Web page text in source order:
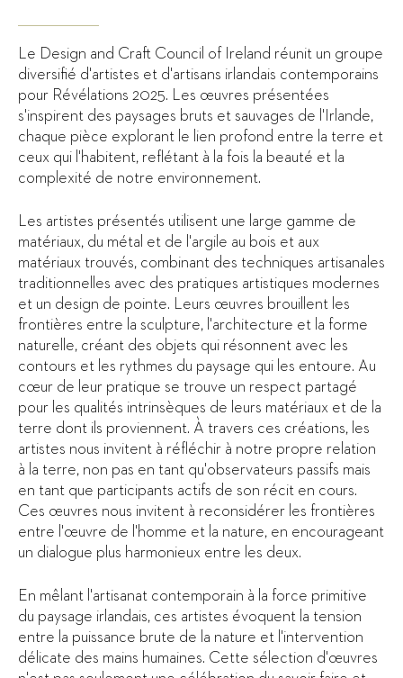
Le Design and Craft Council of Ireland réunit un groupe
diversifié d'artistes et d'artisans irlandais contemporains
pour Révélations 2025. Les œuvres présentées
s'inspirent des paysages bruts et sauvages de l'Irlande,
chaque pièce explorant le lien profond entre la terre et
ceux qui l'habitent, reflétant à la fois la beauté et la
complexité de notre environnement.
Les artistes présentés utilisent une large gamme de
matériaux, du métal et de l'argile au bois et aux
matériaux trouvés, combinant des techniques artisanales
traditionnelles avec des pratiques artistiques modernes
et un design de pointe. Leurs œuvres brouillent les
frontières entre la sculpture, l'architecture et la forme
naturelle, créant des objets qui résonnent avec les
contours et les rythmes du paysage qui les entoure. Au
cœur de leur pratique se trouve un respect partagé
pour les qualités intrinsèques de leurs matériaux et de la
terre dont ils proviennent. À travers ces créations, les
artistes nous invitent à réfléchir à notre propre relation
à la terre, non pas en tant qu'observateurs passifs mais
en tant que participants actifs de son récit en cours.
Ces œuvres nous invitent à reconsidérer les frontières
entre l'œuvre de l'homme et la nature, en encourageant
un dialogue plus harmonieux entre les deux.
En mêlant l'artisanat contemporain à la force primitive
du paysage irlandais, ces artistes évoquent la tension
entre la puissance brute de la nature et l'intervention
délicate des mains humaines. Cette sélection d'œuvres